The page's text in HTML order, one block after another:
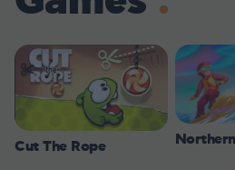
Cut The Rope